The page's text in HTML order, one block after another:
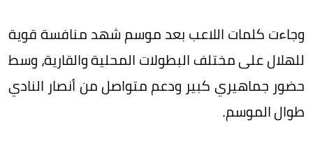
وجاءت كلمات اللاعب بعد موسم شهد منافسة قوية
للهلال على مختلف البطولات المحلية والقارية، وسط
حضور جماهيري كبير ودعم متواصل من أنصار النادي
طوال الموسم.